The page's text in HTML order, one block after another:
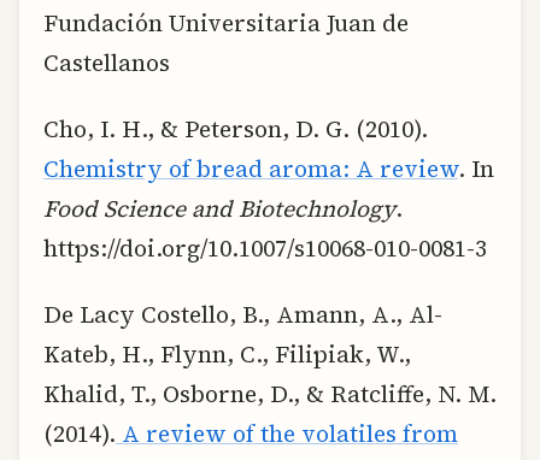
Fundación Universitaria Juan de
Castellanos
Cho, I. H., & Peterson, D. G. (2010).
Chemistry of bread aroma: A review. In
Food Science and Biotechnology.
https://doi.org/10.1007/s10068-010-0081-3
De Lacy Costello, B., Amann, A., Al-
Kateb, H., Flynn, C., Filipiak, W.,
Khalid, T., Osborne, D., & Ratcliffe, N. M.
(2014). A review of the volatiles from